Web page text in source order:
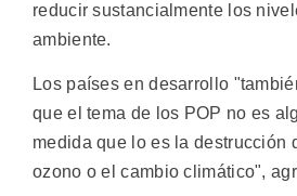
reducir sustancialmente los
ambiente.
Los países en desarrollo
que el tema de los POP no es
medida que lo es la destrucción
ozono o el cambio climático",